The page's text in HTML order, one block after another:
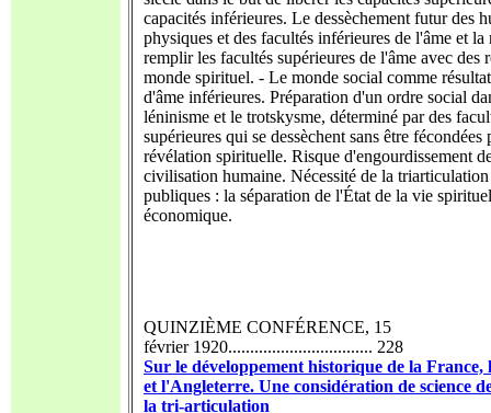
capacités inférieures. Le dessèchement futur des
physiques et des facultés inférieures de l'âme et la
remplir les facultés supérieures de l'âme avec des
monde spirituel. - Le monde social comme
d'âme inférieures. Préparation d'un ordre social
léninisme et le trotskysme, déterminé par des
supérieures qui se dessèchent sans être fécondées
révélation spirituelle. Risque d'engourdissement
civilisation humaine. Nécessité de la triarticulation
publiques : la séparation de l'État de la vie
économique.
QUINZIÈME CONFÉRENCE, 15
février 1920................................. 228
Sur le développement historique de la France,
et l'Angleterre. Une considération de science
la tri-articulation